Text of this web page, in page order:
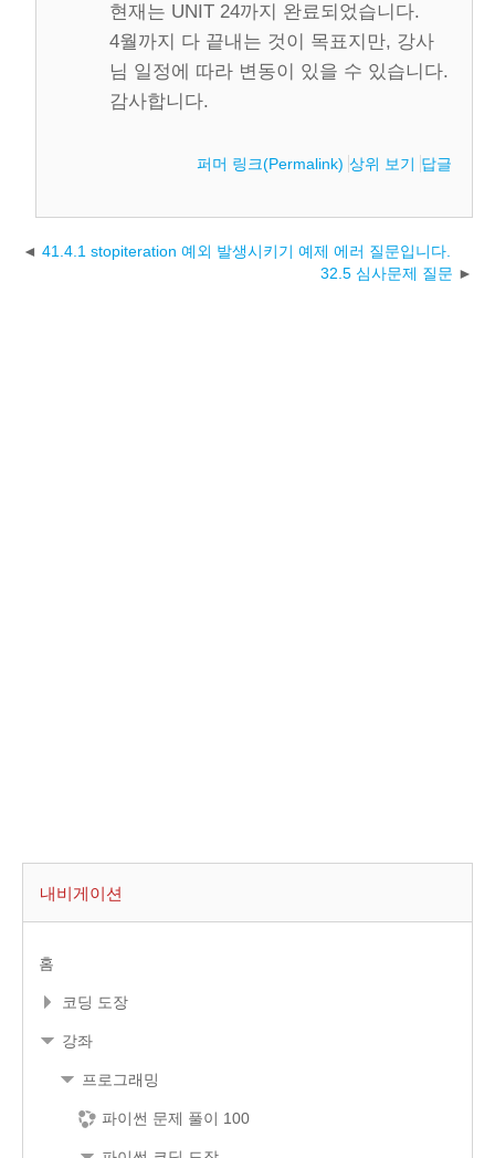
현재는 UNIT 24까지 완료되었습니다.
4월까지 다 끝내는 것이 목표지만, 강사
님 일정에 따라 변동이 있을 수 있습니다.
감사합니다.
퍼머 링크(Permalink) 상위 보기 답글
41.4.1 stopiteration 예외 발생시키기 예제 에러 질문입니다.
32.5 심사문제 질문
내비게이션
홈
코딩 도장
강좌
프로그래밍
파이썬 문제 풀이 100